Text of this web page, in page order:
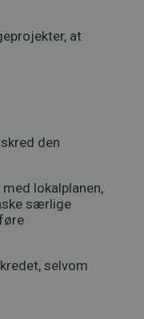
at
den
lokalplanen,
særlige
selvom